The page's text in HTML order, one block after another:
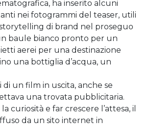
ha inserito alcuni
nei fotogrammi del teaser, utili
di brand nel proseguo
baule bianco pronto per un
aerei per una destinazione
una bottiglia d’acqua, un
di un film in uscita, anche se
una trovata pubblicitaria.
curiosità e far crescere l’attesa, il
da un sito internet in